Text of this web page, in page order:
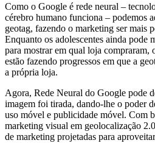
Como o Google é rede neural –
cérebro humano funciona – podemos
geotag, fazendo o marketing ser mais
Enquanto os adolescentes ainda pode
para mostrar em qual loja compraram,
estão fazendo progressos em que a
a própria loja.
Agora, Rede Neural do Google pode
imagem foi tirada, dando-lhe o poder
uso móvel e publicidade móvel. Com
marketing visual em geolocalização
de marketing projetadas para